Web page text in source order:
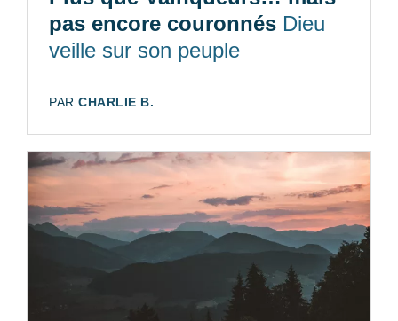
pas encore couronnés Dieu
veille sur son peuple
AUTEUR:
PAR CHARLIE B.